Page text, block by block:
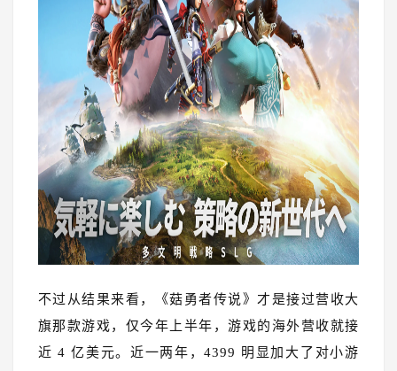
不过从结果来看，《菇勇者传说》才是接过营收大
旗那款游戏，仅今年上半年，游戏的海外营收就接
近 4 亿美元。近一两年，4399 明显加大了对小游